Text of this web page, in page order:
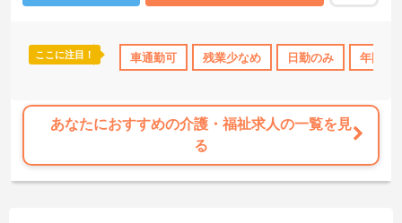
ここに注目！ 車通勤可 残業少なめ 日勤のみ 年間休
あなたにおすすめの介護・福祉求人の一覧を見
る